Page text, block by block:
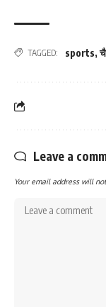
TAGGED: sports,
Leave a
Your email address will